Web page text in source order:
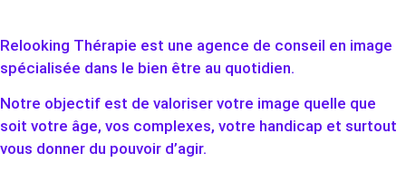
Relooking Thérapie est une agence de conseil en image
spécialisée dans le bien être au quotidien.
Notre objectif est de valoriser votre image quelle que
soit votre âge, vos complexes, votre handicap et surtout
vous donner du pouvoir d’agir.